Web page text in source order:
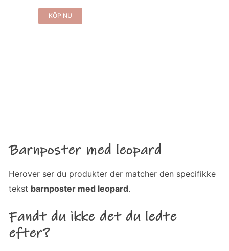
KÖP NU
Barnposter med leopard
Herover ser du produkter der matcher den specifikke
tekst barnposter med leopard.
Fandt du ikke det du ledte
efter?